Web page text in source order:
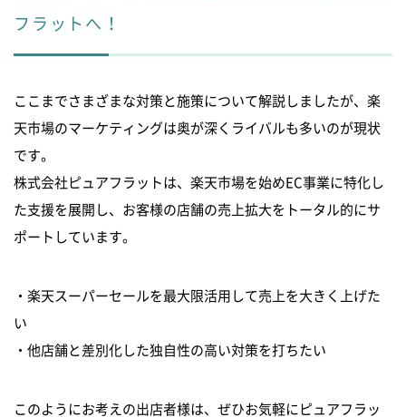
フラットへ！
ここまでさまざまな対策と施策について解説しましたが、楽
天市場のマーケティングは奥が深くライバルも多いのが現状
です。
株式会社ピュアフラットは、楽天市場を始めEC事業に特化し
た支援を展開し、お客様の店舗の売上拡大をトータル的にサ
ポートしています。
・楽天スーパーセールを最大限活用して売上を大きく上げた
い
・他店舗と差別化した独自性の高い対策を打ちたい
このようにお考えの出店者様は、ぜひお気軽にピュアフラッ